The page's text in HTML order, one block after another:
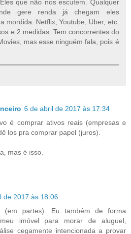
que não nos escutem. Qualquer
gere renda já chegam eles
mordida. Netflix, Youtube, Uber, etc.
e 2 medidas. Tem concorrentes do
mas esse ninguém fala, pois é
6 de abril de 2017 às 17:34
é comprar ativos reais (empresas e
los pra comprar papel (juros).
mas é isso.
de 2017 às 18:06
(em partes). Eu também de forma
imóvel para morar de aluguel,
cegamente intencionada a provar